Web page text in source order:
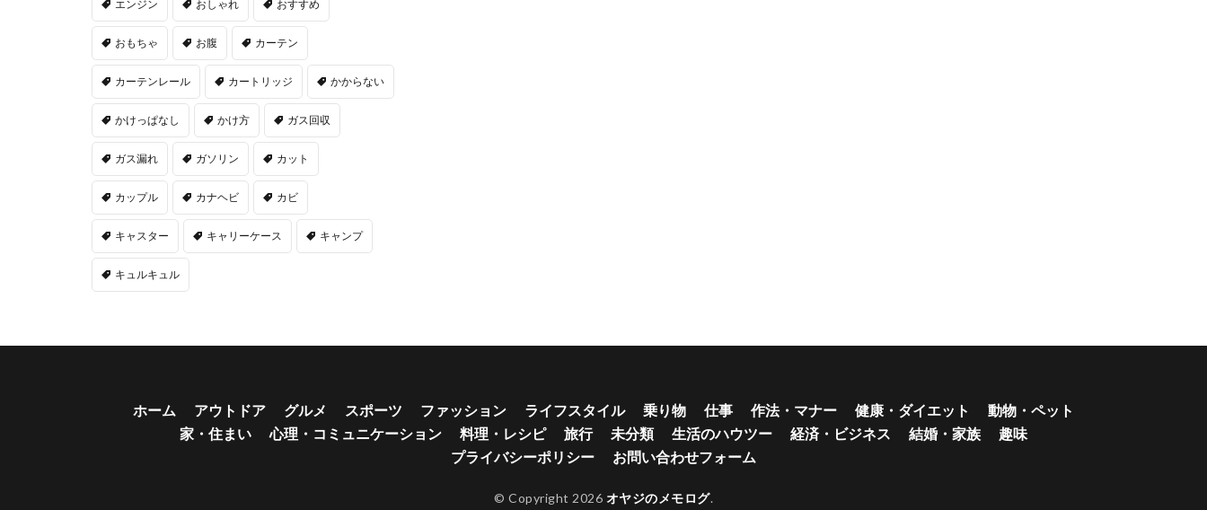
エンジン おしゃれ おすすめ
おもちゃ お腹 カーテン
カーテンレール カートリッジ かからない
かけっぱなし かけ方 ガス回収
ガス漏れ ガソリン カット
カップル カナヘビ カビ
キャスター キャリーケース キャンプ
キュルキュル
ホーム アウトドア グルメ スポーツ ファッション ライフスタイル 乗り物 仕事 作法・マナー 健康・ダイエット
動物・ペット
家・住まい
心理・コミュニケーション 料理・レシピ 旅行 未分類 生活のハウツー 経済・ビジネス 結婚・家族
趣味
プライバシーポリシー
お問い合わせフォーム
© Copyright 2026 オヤジのメモログ.